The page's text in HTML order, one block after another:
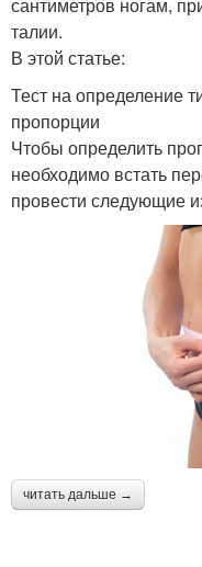
сантиметров ногам,
талии.
В этой статье:
Тест на определение
пропорции
Чтобы определить
необходимо встать
провести следующие
читать дальше →